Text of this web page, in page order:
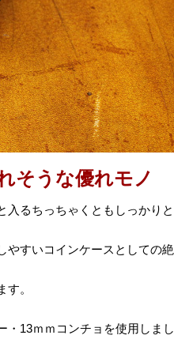
そうな優れモノ
入るちっちゃくともしっかりと
やすいコインケースとしての絶
。
・13ｍｍコンチョを使用しまし